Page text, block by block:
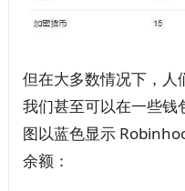
但在大多数情况下，人
我们甚至可以在一些钱
图以蓝色显示
余额：